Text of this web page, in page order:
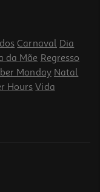
Carnaval Dia
da Mãe Regresso
Monday Natal
Hours Vida